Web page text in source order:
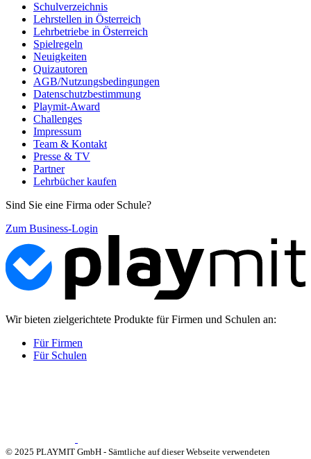
Schulverzeichnis
Lehrstellen in Österreich
Lehrbetriebe in Österreich
Spielregeln
Neuigkeiten
Quizautoren
AGB/Nutzungsbedingungen
Datenschutzbestimmung
Playmit-Award
Challenges
Impressum
Team & Kontakt
Presse & TV
Partner
Lehrbücher kaufen
Sind Sie eine Firma oder Schule?
Zum Business-Login
Wir bieten zielgerichtete Produkte für Firmen und Schulen an:
Für Firmen
Für Schulen
© 2025 PLAYMIT GmbH - Sämtliche auf dieser Webseite verwendeten